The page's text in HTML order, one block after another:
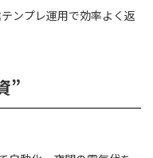
ンプレ運用で効率よく返
”